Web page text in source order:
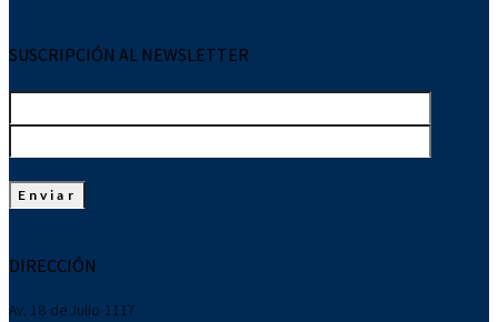
SUSCRIPCIÓN AL NEWSLETTER
DIRECCIÓN
Av. 18 de Julio 1117